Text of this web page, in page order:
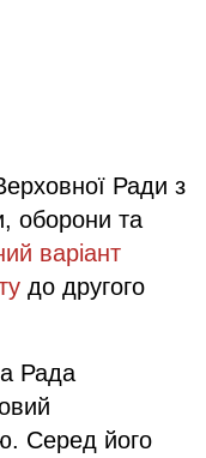
Ради з
оборони та
варіант
до другого
Рада
Серед його